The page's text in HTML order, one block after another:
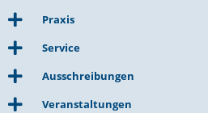
Praxis
Service
Ausschreibungen
Veranstaltungen